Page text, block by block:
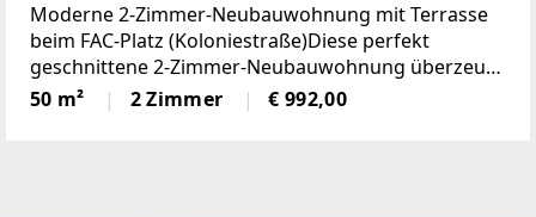
Moderne 2-Zimmer-Neubauwohnung mit Terrasse
beim FAC-Platz (Koloniestraße)Diese perfekt
geschnittene 2-Zimmer-Neubauwohnung überzeugt
durch hochwertige Ausstattung, ein durchdachtes
Raumkonzept und eine sonnige Außenfläche.
50 m² 2 Zimmer € 992,00